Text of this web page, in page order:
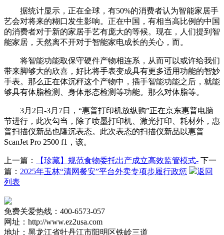
据统计显示，正在全球，有50%的消费者认为智能家居手
艺会对将来的糊口发生影响。正在中国，有相当高比例的中国
的消费者对于新的家居手艺有庞大的等候。现在，人们提到智
能家居，天然离不开对于智能家电成长的关心，而。
将智能功能取保守硬件产物相连系，从而可以或许给我们
带来脚够大的欣喜，好比将手表变成具有更多适用功能的智妙
手表。那么正在体沉秤这个产物中，插手智能功能之后，就能
够具有体脂检测、身体形态检测等功能。那么对体脂等。
3月2日-3月7日，“惠普打印机放纵购”正在京东惠普电脑
节进行，此次勾当，除了喷墨打印机、激光打印、耗材外，惠
普扫描仪新品也隆沉表态。此次表态的扫描仪新品以惠普
ScanJet Pro 2500 f1，该。
上一篇： 【珍藏】规范食物委托出产成立高效监管模式- 下一
篇： 2025年玉林“清网餐安”平台外卖专项步履行政惩
返回
列表
免费关爱热线：400-6573-057
网址：http://www.ez2usa.com
地址：黑龙江省牡丹江市阳明区铁岭三道